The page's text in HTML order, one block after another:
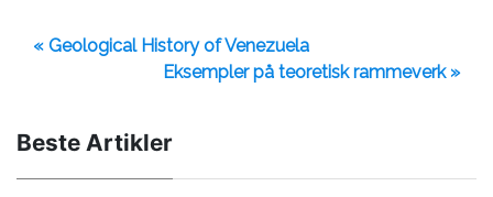
« Geological History of Venezuela
Eksempler på teoretisk rammeverk »
Beste Artikler